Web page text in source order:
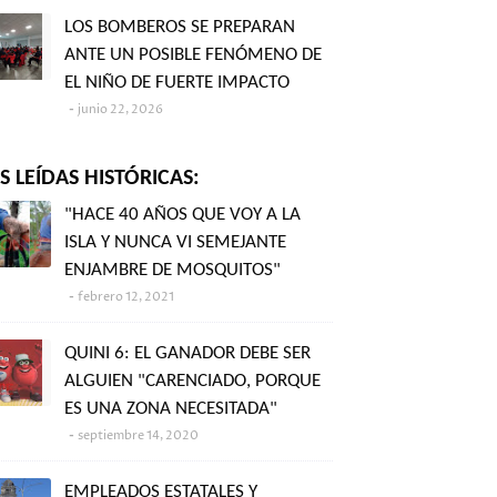
LOS BOMBEROS SE PREPARAN
ANTE UN POSIBLE FENÓMENO DE
EL NIÑO DE FUERTE IMPACTO
junio 22, 2026
LEÍDAS HISTÓRICAS:
"HACE 40 AÑOS QUE VOY A LA
ISLA Y NUNCA VI SEMEJANTE
ENJAMBRE DE MOSQUITOS"
febrero 12, 2021
QUINI 6: EL GANADOR DEBE SER
ALGUIEN "CARENCIADO, PORQUE
ES UNA ZONA NECESITADA"
septiembre 14, 2020
EMPLEADOS ESTATALES Y